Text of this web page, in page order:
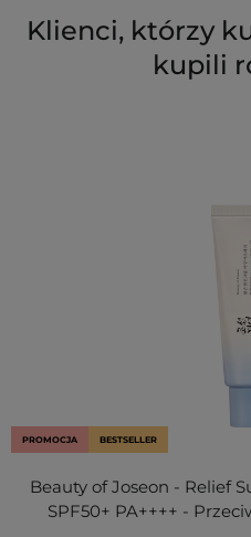
Klienci, którzy
kupili
PROMOCJA BESTSELLER
Beauty of Joseon - Relief
SPF50+ PA++++ -